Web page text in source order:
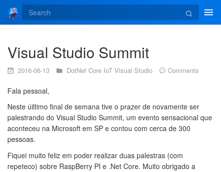
Visual Studio Summit
2016-06-13 DotNet Core IoT Visual Studio Comments
Fala pessoal,
Neste úiltimo final de semana tive o prazer de novamente ser
palestrando do Visual Studio Summit, um evento sensacional que
aconteceu na Microsoft em SP e contou com cerca de 300
pessoas.
Fiquei muito feliz em poder realizar duas palestras (com
repeteco) sobre RaspBerry PI e .Net Core. Muito obrigado a